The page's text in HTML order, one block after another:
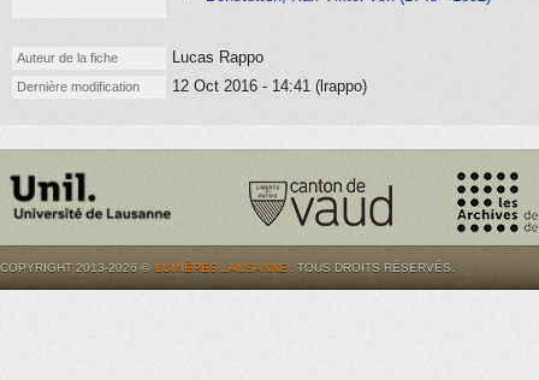
Auteur de la fiche Lucas Rappo
Dernière modification 12 Oct 2016 - 14:41 (lrappo)
COPYRIGHT 2013-2026 © LUMIÈRES.LAUSANNE . TOUS DROITS RÉSERVÉS.